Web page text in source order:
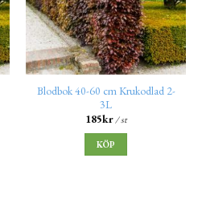
Blodbok 40-60 cm Krukodlad 2-
3L
185kr/ st
KÖP